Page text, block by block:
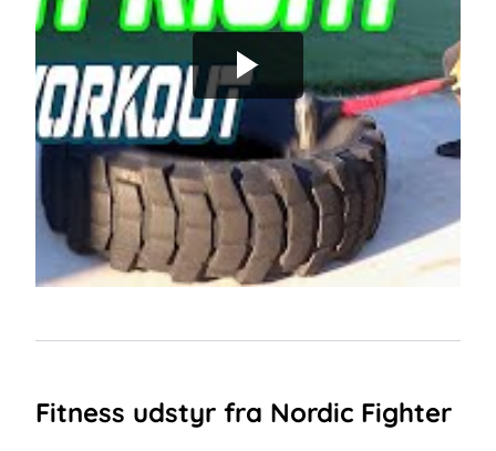
Fitness udstyr fra Nordic Fighter